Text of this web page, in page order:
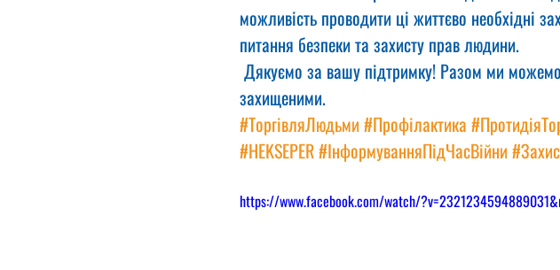
можливість проводити ці життєво необхідні
питання безпеки та захисту прав людини.
Дякуємо за вашу підтримку! Разом ми
захищеними.
#ТоргівляЛюдьми #Профілактика
#HEKSEPER#ІнформуванняПідЧасВійни
https://www.facebook.com/watch/